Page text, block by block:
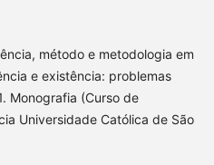
método e metodologia em
e existência: problemas
Monografia (Curso de
Universidade Católica de São